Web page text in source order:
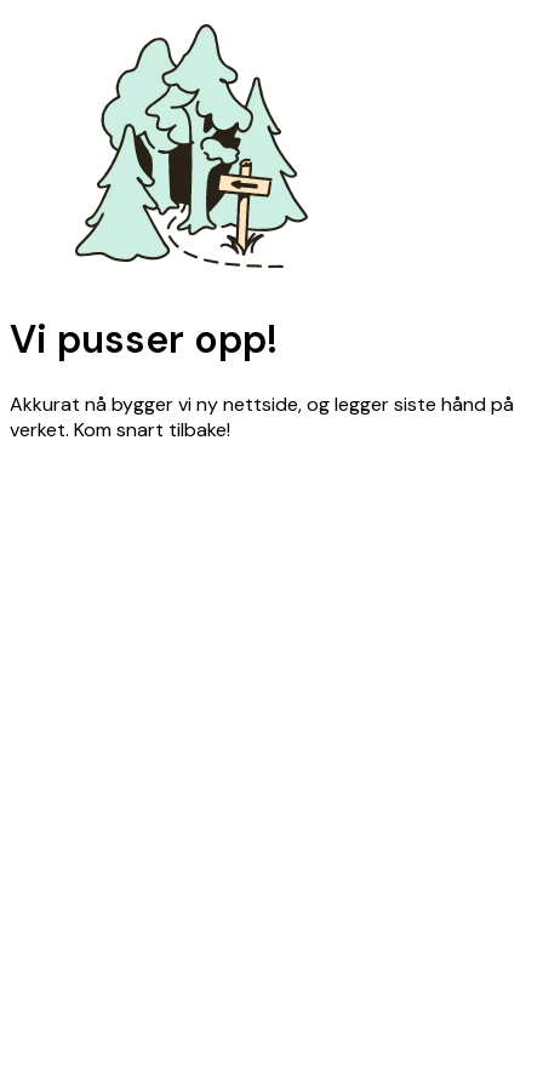
Vi pusser opp!
Akkurat nå bygger vi ny nettside, og legger siste hånd på
verket. Kom snart tilbake!